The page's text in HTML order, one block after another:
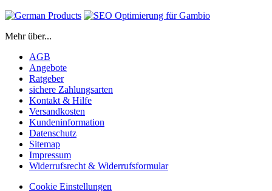
Mehr über...
AGB
Angebote
Ratgeber
sichere Zahlungsarten
Kontakt & Hilfe
Versandkosten
Kundeninformation
Datenschutz
Sitemap
Impressum
Widerrufsrecht & Widerrufsformular
Cookie Einstellungen